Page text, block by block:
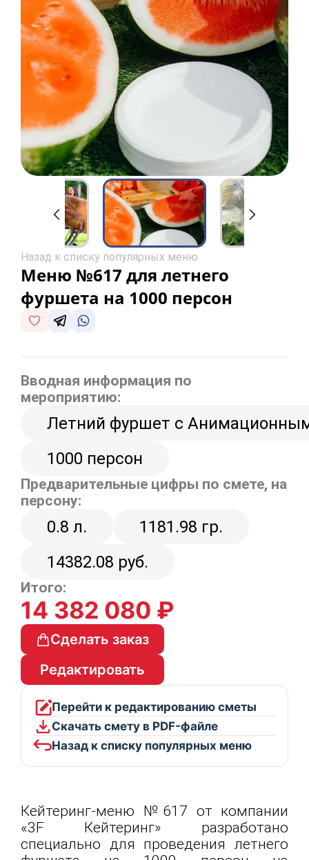
Назад к списку популярных меню
Меню №617 для летнего
фуршета на 1000 персон
Вводная информация по
мероприятию:
Летний фуршет с
1000 персон
Предварительные цифры по смете, на
персону:
0.8 л.
1181.98 гр.
14382.08 руб.
Итого:
14 382 080 ₽
Сделать заказ
Редактировать
Перейти к редактированию сметы
Скачать смету в PDF-файле
Назад к списку популярных меню
Кейтеринг-меню №617 от компании
«3F Кейтеринг» разработано
специально для проведения летнего